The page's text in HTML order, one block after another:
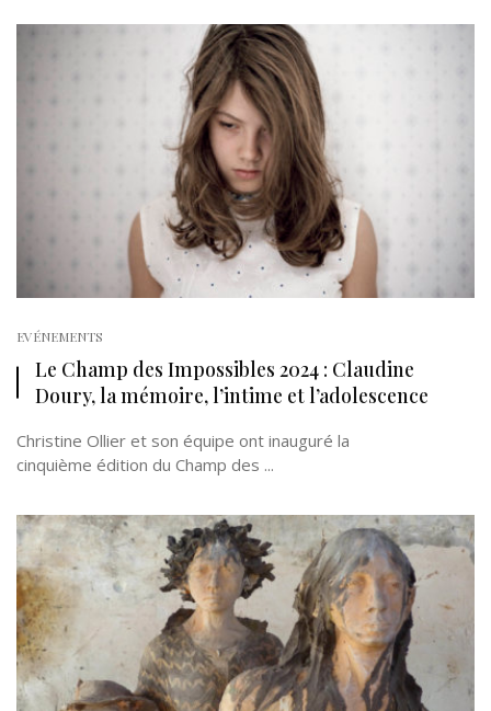
EVÉNEMENTS
Le Champ des Impossibles 2024 : Claudine
Doury, la mémoire, l’intime et l’adolescence
Christine Ollier et son équipe ont inauguré la
cinquième édition du Champ des ...